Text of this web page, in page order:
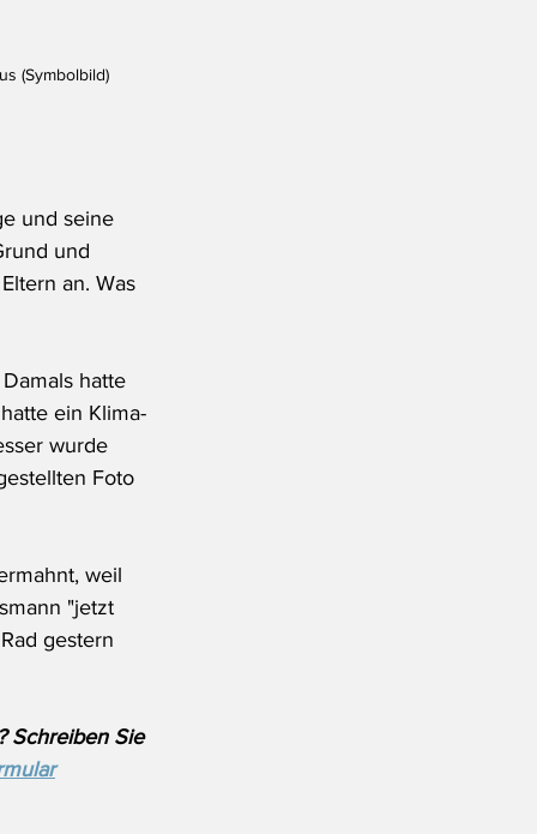
(Symbolbild)
und seine
und
an. Was
hatte
ein Klima-
wurde
Foto
weil
"jetzt
gestern
Schreiben Sie